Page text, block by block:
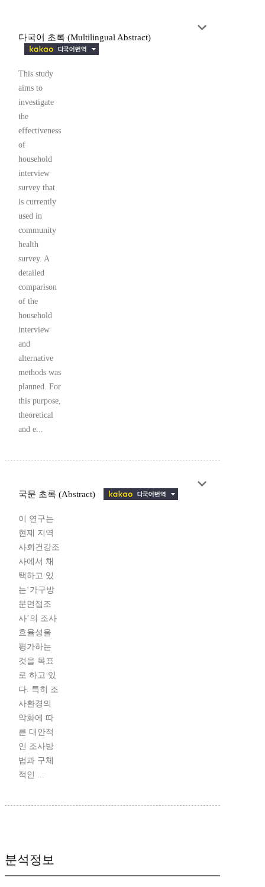
다국어 초록 (Multilingual Abstract)
This study
aims to
investigate
the
effectiveness
of
household
interview
survey that
is currently
used in
community
health
survey. A
detailed
comparison
of the
household
interview
and
alternative
methods was
planned. For
this purpose,
theoretical
and e...
국문 초록 (Abstract)
이 연구는
현재 지역
사회건강조
사에서 채
택하고 있
는‘가구방
문면접조
사’의 조사
효율성을
평가하는
것을 목표
로 하고 있
다. 특히 조
사환경의
악화에 따
른 대안적
인 조사방
법과 구체
적인 ...
분석정보